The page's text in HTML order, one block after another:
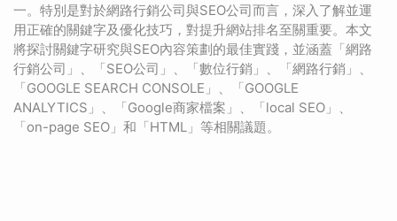
一。特別是對於網路行銷公司與SEO公司而言，深入了解並運
用正確的關鍵字及優化技巧，對提升網站排名至關重要。本文
將探討關鍵字研究與SEO內容策劃的最佳實踐，並涵蓋「網路
行銷公司」、「SEO公司」、「數位行銷」、「網路行銷」、
「GOOGLE SEARCH CONSOLE」、「GOOGLE
ANALYTICS」、「Google商家檔案」、「local SEO」、
「on-page SEO」和「HTML」等相關議題。